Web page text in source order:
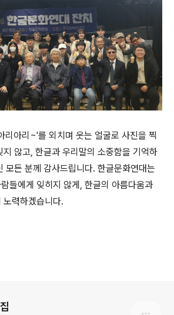
리아리~'를 외치며 웃는 얼굴로 사진을 찍
않고, 한글과 우리말의 소중함을 기억하
모든 분께 감사드립니다. 한글문화연대는
들에게 잊히지 않게, 한글의 아름다움과
노력하겠습니다.